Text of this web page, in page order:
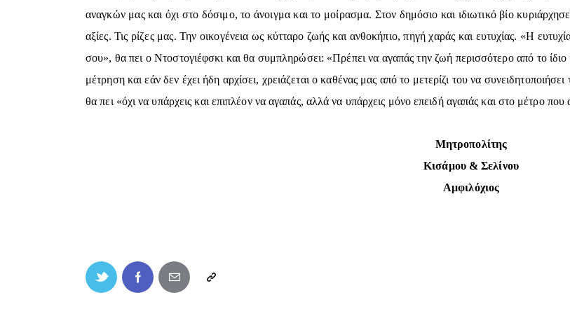
αναγκών μας και όχι στο δόσιμο, το άνοιγμα και το μοίρασμα. Στον δημόσιο και ιδιωτικό βίο
αξίες. Τις ρίζες μας. Την οικογένεια ως κύτταρο ζωής και ανθοκήπιο, πηγή χαράς και ευτυχίας. «Η
σου», θα πει ο Ντοστογιέφσκι και θα συμπληρώσει: «Πρέπει να αγαπάς την ζωή περισσότερο από το
μέτρηση και εάν δεν έχει ήδη αρχίσει, χρειάζεται ο καθένας μας από το μετερίζι του να
θα πει «όχι να υπάρχεις και επιπλέον να αγαπάς, αλλά να υπάρχεις μόνο επειδή αγαπάς και στο μέτρο που
Μητροπολίτης
Κισάμου & Σελίνου
Αμφιλόχιος